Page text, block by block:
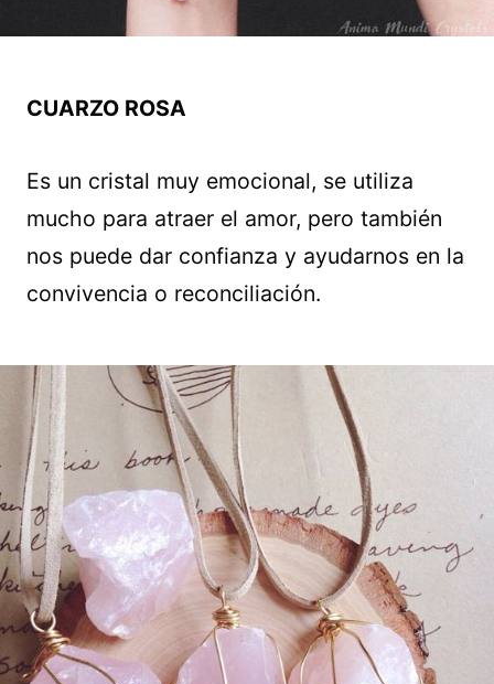
CUARZO ROSA
Es un cristal muy emocional, se utiliza
mucho para atraer el amor, pero también
nos puede dar confianza y ayudarnos en la
convivencia o reconciliación.